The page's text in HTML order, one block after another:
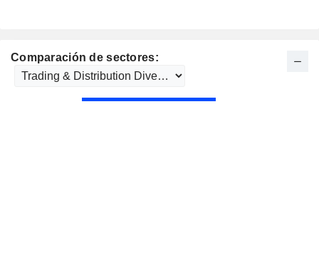
Comparación de sectores: